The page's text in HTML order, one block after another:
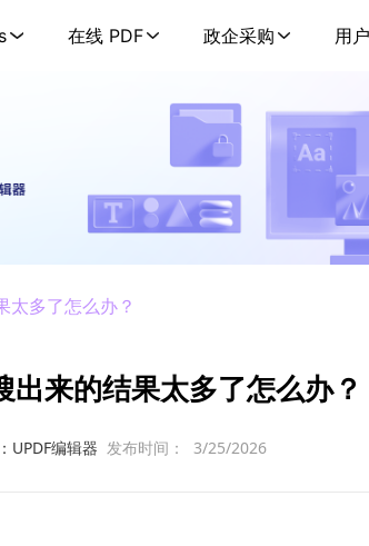
在线 PDF 政企采购 用
太多了怎么办？
出来的结果太多了怎么办？
UPDF编辑器 发布时间： 3/25/2026